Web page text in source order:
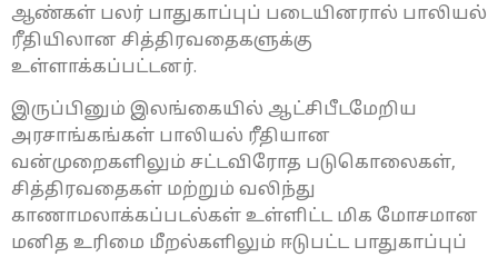
ஆண்கள் பலர் பாதுகாப்புப் படையினரால் பாலியல்
ரீதியிலான சித்திரவதைகளுக்கு
உள்ளாக்கப்பட்டனர்.
இருப்பினும் இலங்கையில் ஆட்சிபீடமேறிய
அரசாங்கங்கள் பாலியல் ரீதியான
வன்முறைகளிலும் சட்டவிரோத படுகொலைகள்,
சித்திரவதைகள் மற்றும் வலிந்து
காணாமலாக்கப்படல்கள் உள்ளிட்ட மிக மோசமான
மனித உரிமை மீறல்களிலும் ஈடுபட்ட பாதுகாப்புப்